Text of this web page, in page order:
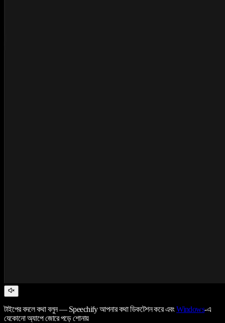
টাইপের বদলে কথা বলুন — Speechify আপনার কথা ডিকটেশন করে এবংWindows-এ
যেকোনো অ্যাপে জোরে পড়ে শোনায়